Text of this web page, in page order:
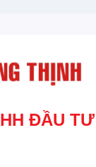
ĐẦU